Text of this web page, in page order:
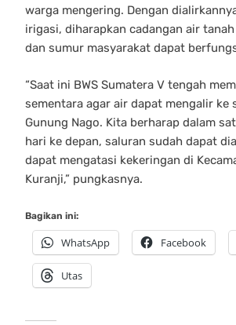
warga mengering. Dengan
irigasi, diharapkan cadangan air
dan sumur masyarakat dapat
“Saat ini BWS Sumatera V tengah
sementara agar air dapat mengalir ke
Gunung Nago. Kita berharap dalam
hari ke depan, saluran sudah dapat
dapat mengatasi kekeringan di
Kuranji,” pungkasnya.
Bagikan ini:
WhatsApp Facebook
Utas